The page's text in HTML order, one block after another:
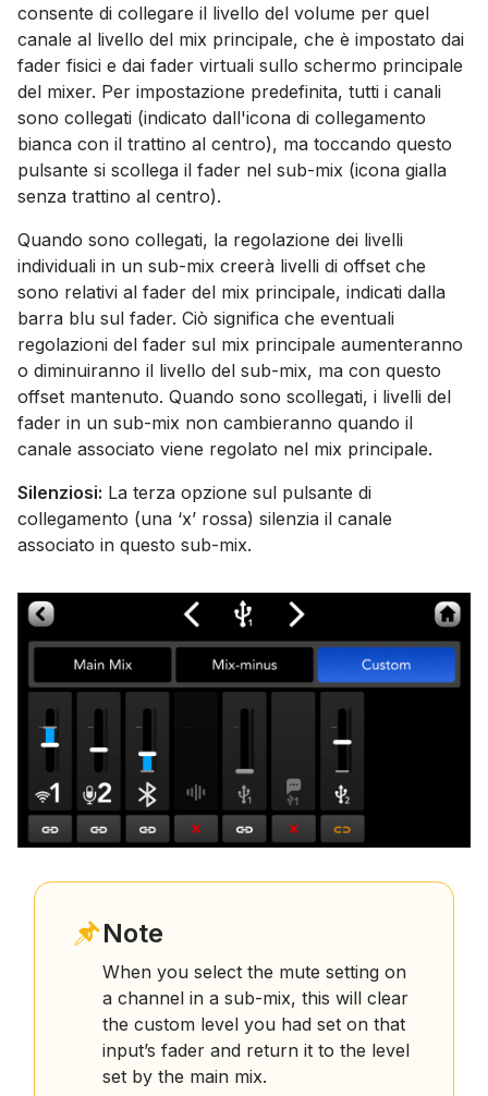
consente di collegare il livello del volume per quel
canale al livello del mix principale, che è impostato dai
fader fisici e dai fader virtuali sullo schermo principale
del mixer. Per impostazione predefinita, tutti i canali
sono collegati (indicato dall'icona di collegamento
bianca con il trattino al centro), ma toccando questo
pulsante si scollega il fader nel sub-mix (icona gialla
senza trattino al centro).
Quando sono collegati, la regolazione dei livelli
individuali in un sub-mix creerà livelli di offset che
sono relativi al fader del mix principale, indicati dalla
barra blu sul fader. Ciò significa che eventuali
regolazioni del fader sul mix principale aumenteranno
o diminuiranno il livello del sub-mix, ma con questo
offset mantenuto. Quando sono scollegati, i livelli del
fader in un sub-mix non cambieranno quando il
canale associato viene regolato nel mix principale.
Silenziosi: La terza opzione sul pulsante di
collegamento (una ‘x’ rossa) silenzia il canale
associato in questo sub-mix.
Note
When you select the mute setting on
a channel in a sub-mix, this will clear
the custom level you had set on that
input’s fader and return it to the level
set by the main mix.